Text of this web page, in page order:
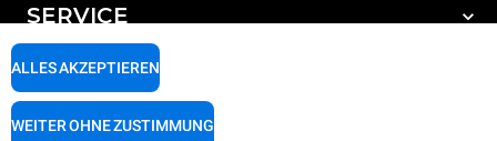
Wasseraufbereitung mit Kunstharzfiltern
Wasseraufbereitung durch Umkehrosmose
Unsere Standorte weltweit
SERVICE
Unox garantie
Händler Suche
ALLES AKZEPTIEREN
WEITER OHNE ZUSTIMMUNG